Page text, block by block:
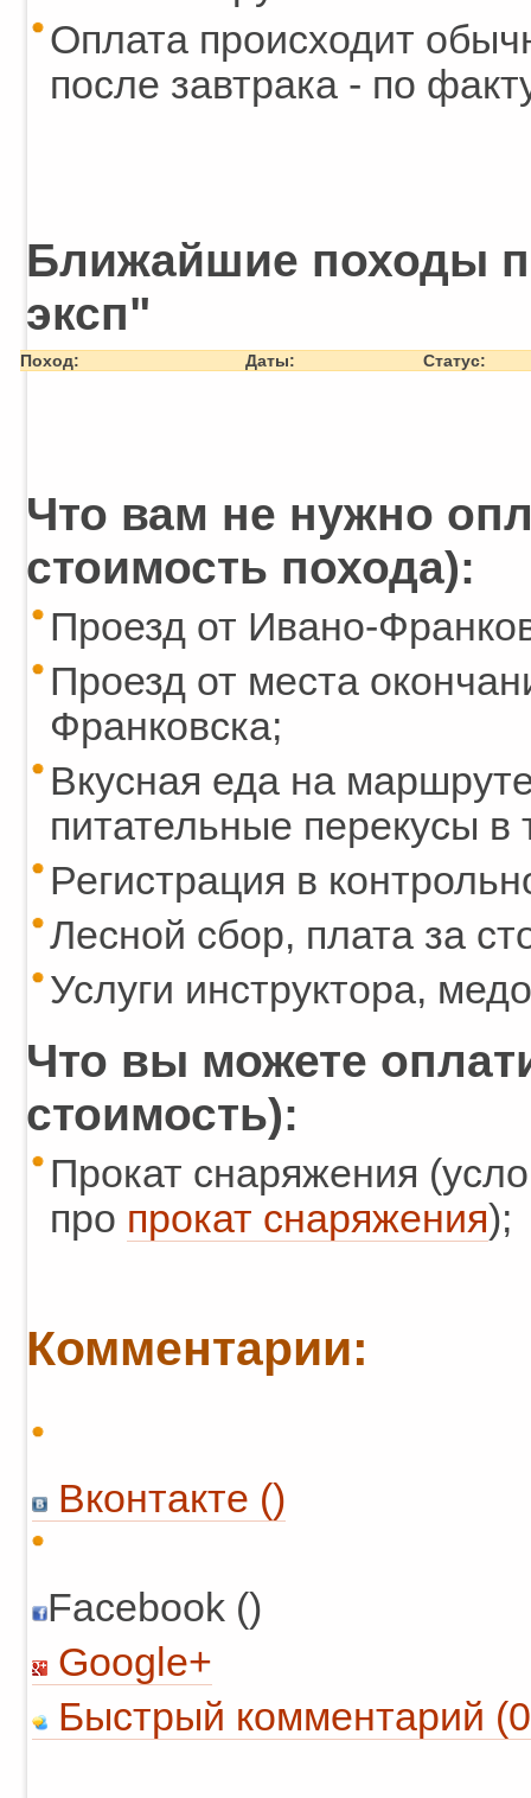
Оплата происходит
после завтрака - по
Ближайшие походы
эксп"
Поход: Даты: Статус:
Что вам не нужно
стоимость похода):
Проезд от Ивано-
Проезд от места
Франковска;
Вкусная еда на
питательные перекусы в
Регистрация в
Лесной сбор, плата за
Услуги инструктора,
Что вы можете
стоимость):
Прокат снаряжения
про прокат снаряжения);
Комментарии:
Вконтакте ()
Facebook ()
Google+
Быстрый комментарий